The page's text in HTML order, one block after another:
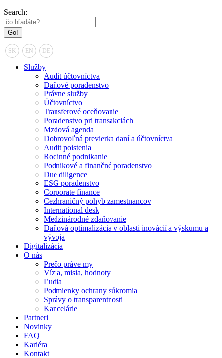
Search:
SK EN DE
Služby
Audit účtovníctva
Daňové poradenstvo
Právne služby
Účtovníctvo
Transferové oceňovanie
Poradenstvo pri transakciách
Mzdová agenda
Dobrovoľná previerka daní a účtovníctva
Audit poistenia
Rodinné podnikanie
Podnikové a finančné poradenstvo
Due diligence
ESG poradenstvo
Corporate finance
Cezhraničný pohyb zamestnancov
International desk
Medzinárodné zdaňovanie
Daňová optimalizácia v oblasti inovácií a výskumu a
vývoja
Digitalizácia
O nás
Prečo práve my
Vízia, misia, hodnoty
Ľudia
Podmienky ochrany súkromia
Správy o transparentnosti
Kancelárie
Partneri
Novinky
FAQ
Kariéra
Kontakt